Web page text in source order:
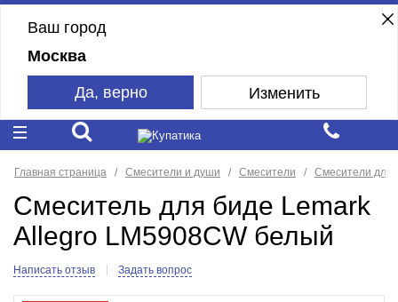
Ваш город
Москва
Да, верно Изменить
Главная страница Смесители и души Смесители Смесители для
Смеситель для биде Lemark
Allegro LM5908CW белый
Написать отзыв Задать вопрос